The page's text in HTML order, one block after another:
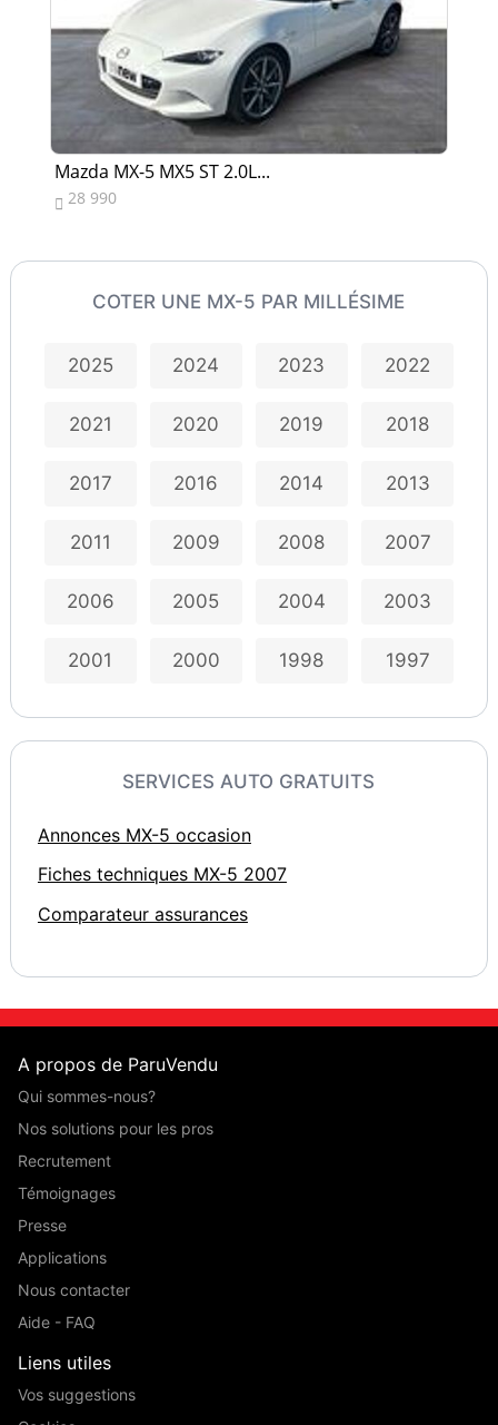
Mazda MX-5 MX5 ST 2.0L...
 28 990
COTER UNE MX-5 PAR MILLÉSIME
2025 2024 2023 2022
2021 2020 2019 2018
2017 2016 2014 2013
2011 2009 2008 2007
2006 2005 2004 2003
2001 2000 1998 1997
SERVICES AUTO GRATUITS
Annonces MX-5 occasion
Fiches techniques MX-5 2007
Comparateur assurances
A propos de ParuVendu
Qui sommes-nous?
Nos solutions pour les pros
Recrutement
Témoignages
Presse
Applications
Nous contacter
Aide - FAQ
Liens utiles
Vos suggestions